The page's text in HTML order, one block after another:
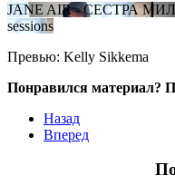
JANE AIR - СЕСТРА
sessions
Превью: Kelly Sikkema
Понравился материал?
Назад
Вперед